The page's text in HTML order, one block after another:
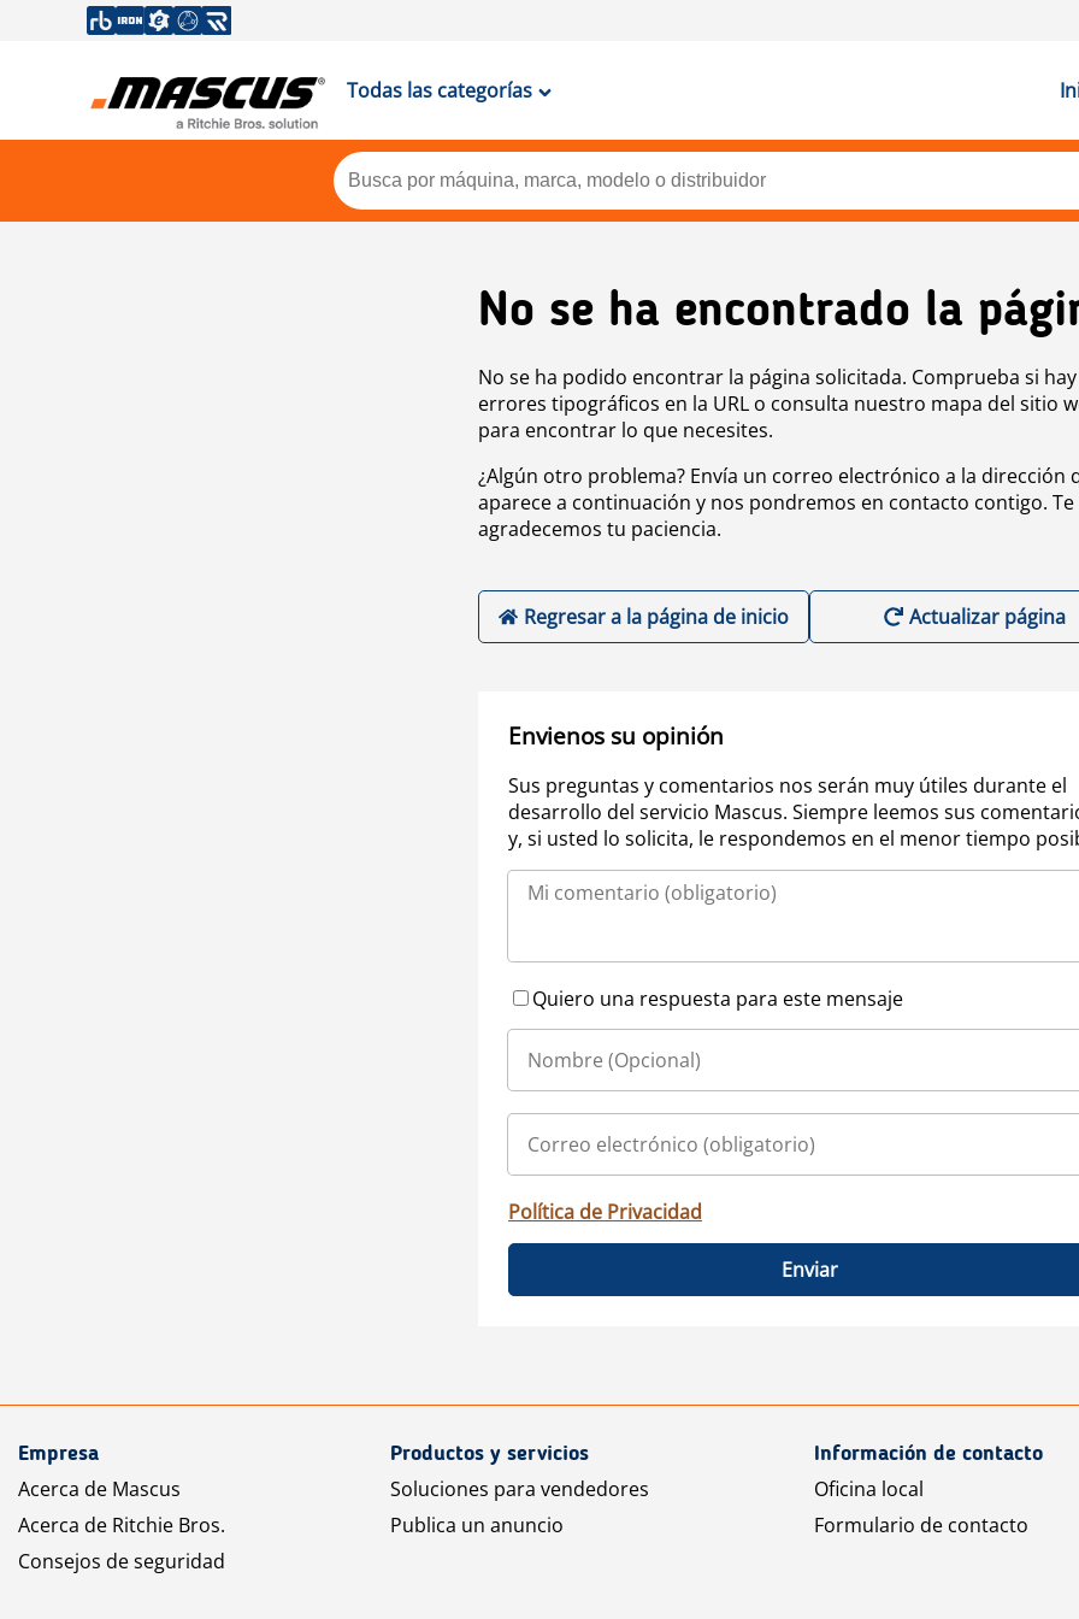
Todas las categorías
No se ha encontrado la
No se ha podido encontrar la página solicitada. Comprueba si hay
errores tipográficos en la URL o consulta nuestro mapa del sitio
para encontrar lo que necesites.
¿Algún otro problema? Envía un correo electrónico a la dirección
aparece a continuación y nos pondremos en contacto contigo. Te
agradecemos tu paciencia.
Regresar a la página de inicio Actualizar página
Envienos su opinión
Sus preguntas y comentarios nos serán muy útiles durante el
desarrollo del servicio Mascus. Siempre leemos sus
y, si usted lo solicita, le respondemos en el menor tiempo
Quiero una respuesta para este mensaje
Política de Privacidad
Enviar
Empresa
Acerca de Mascus
Acerca de Ritchie Bros.
Consejos de seguridad
Productos y servicios
Soluciones para vendedores
Publica un anuncio
Información de contacto
Oficina local
Formulario de contacto